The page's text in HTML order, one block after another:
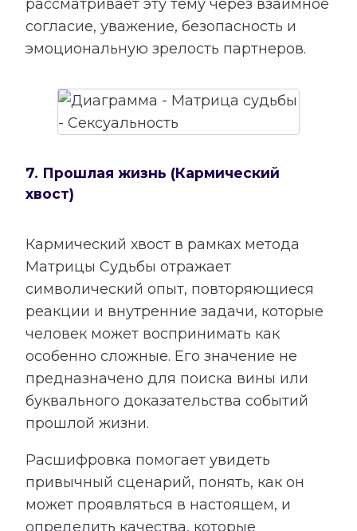
рассматривает эту тему через взаимное
согласие, уважение, безопасность и
эмоциональную зрелость партнеров.
7. Прошлая жизнь (Кармический
хвост)
Кармический хвост в рамках метода
Матрицы Судьбы отражает
символический опыт, повторяющиеся
реакции и внутренние задачи, которые
человек может воспринимать как
особенно сложные. Его значение не
предназначено для поиска вины или
буквального доказательства событий
прошлой жизни.
Расшифровка помогает увидеть
привычный сценарий, понять, как он
может проявляться в настоящем, и
определить качества, которые